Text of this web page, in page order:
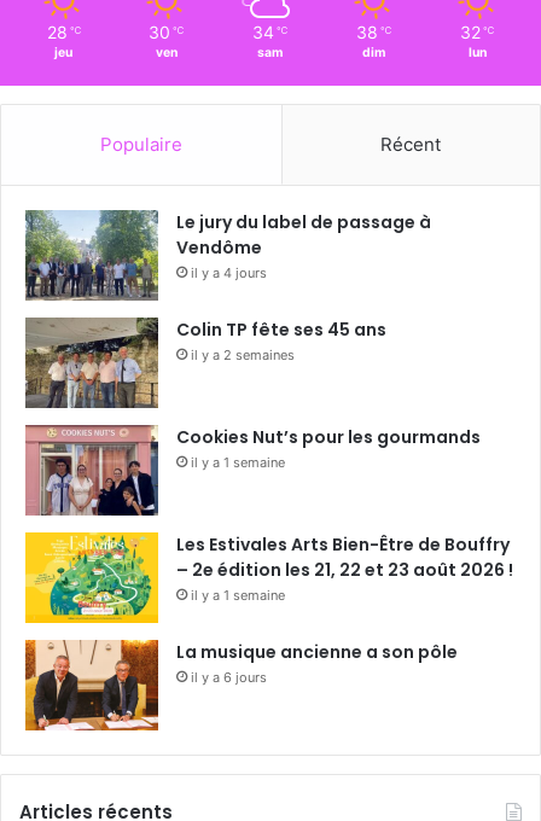
28 ℃
jeu
30 ℃
ven
34 ℃
sam
38 ℃
dim
32 ℃
lun
Populaire Récent
Le jury du label de passage à
Vendôme
il y a 4 jours
Colin TP fête ses 45 ans
il y a 2 semaines
Cookies Nut’s pour les gourmands
il y a 1 semaine
Les Estivales Arts Bien-Être de Bouffry
– 2e édition les 21, 22 et 23 août 2026 !
il y a 1 semaine
La musique ancienne a son pôle
il y a 6 jours
Articles récents